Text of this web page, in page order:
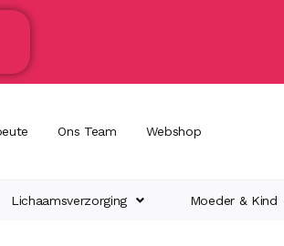
Ons Team Webshop
Lichaamsverzorging Moeder & Kind